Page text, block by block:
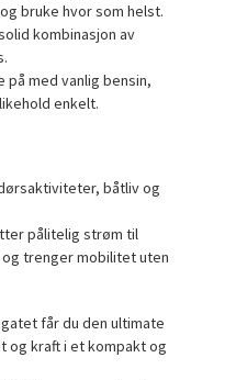
bruke hvor som helst.
kombinasjon av
på med vanlig bensin,
enkelt.
båtliv og
pålitelig strøm til
trenger mobilitet uten
får du den ultimate
og kraft i et kompakt og